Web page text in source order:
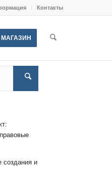
Контакты
МАГАЗИН
создания и